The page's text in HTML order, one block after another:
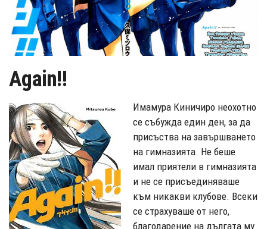
Again!!
Имамура Киничиро неохотно
се събужда един ден, за да
присъства на завършването
на гимназията. Не беше
имал приятели в гимназията
и не се присъединяваше
към никакви клубове. Всеки
се страхуваше от него,
благодарение на дългата му